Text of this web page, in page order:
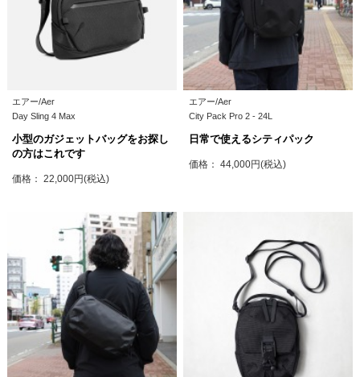
エアー/Aer
Day Sling 4 Max
小型のガジェットバッグをお探し
の方はこれです
価格： 22,000円(税込)
エアー/Aer
City Pack Pro 2 - 24L
日常で使えるシティパック
価格： 44,000円(税込)